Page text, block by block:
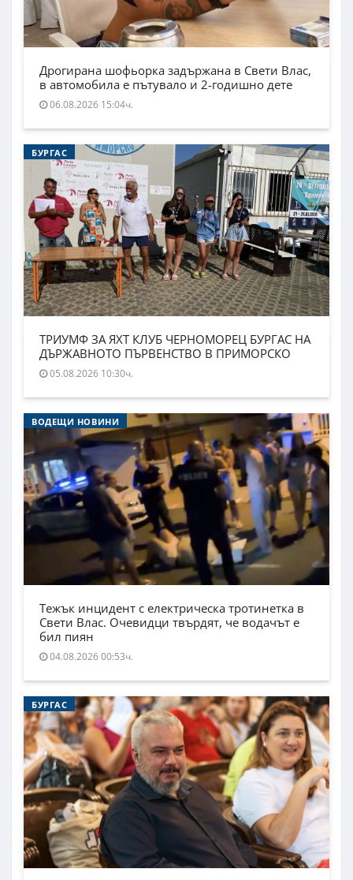
Дрогирана шофьорка задържана в Свети Влас,
в автомобила е пътувало и 2-годишно дете
06.08.2026 15:04ч.
БУРГАС
ТРИУМФ ЗА ЯХТ КЛУБ ЧЕРНОМОРЕЦ БУРГАС НА
ДЪРЖАВНОТО ПЪРВЕНСТВО В ПРИМОРСКО
05.08.2026 10:30ч.
ВОДЕЩИ НОВИНИ
Тежък инцидент с електрическа тротинетка в
Свети Влас. Очевидци твърдят, че водачът е
бил пиян
04.08.2026 00:53ч.
БУРГАС